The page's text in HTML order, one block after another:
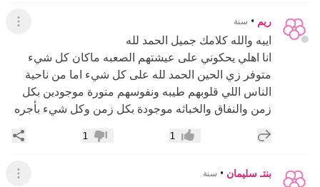
ريم • سنة عرض
اييه والله كلامك جميل الحمد لله
انا اهلي يحكوني على عيشتهم الصعبه ماكان كل شيء
متوفر زي الحين الحمد لله على كل شيء اما من ناحية
الناس اللي قلوبهم طيبه ونفوسهم منورة موجودين بكل
زمن والنفاق والخباثه موجودة بكل زمن وكل شيء بأجره
إضافة رد جديد إعجاب1 عدم إعجاب
1
بنتـ سليمان • سنة عرض